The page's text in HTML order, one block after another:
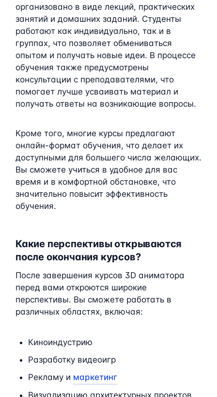
организовано в виде лекций, практических
занятий и домашних заданий. Студенты
работают как индивидуально, так и в
группах, что позволяет обмениваться
опытом и получать новые идеи. В процессе
обучения также предусмотрены
консультации с преподавателями, что
помогает лучше усваивать материал и
получать ответы на возникающие вопросы.
Кроме того, многие курсы предлагают
онлайн-формат обучения, что делает их
доступными для большего числа желающих.
Вы сможете учиться в удобное для вас
время и в комфортной обстановке, что
значительно повысит эффективность
обучения.
Какие перспективы открываются
после окончания курсов?
После завершения курсов 3D аниматора
перед вами откроются широкие
перспективы. Вы сможете работать в
различных областях, включая:
Киноиндустрию
Разработку видеоигр
Рекламу и маркетинг
Визуализацию архитектурных проектов